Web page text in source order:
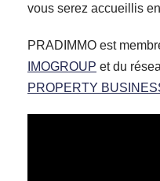
vous serez accueillis
PRADIMMO est
IMOGROUP et du
PROPERTY